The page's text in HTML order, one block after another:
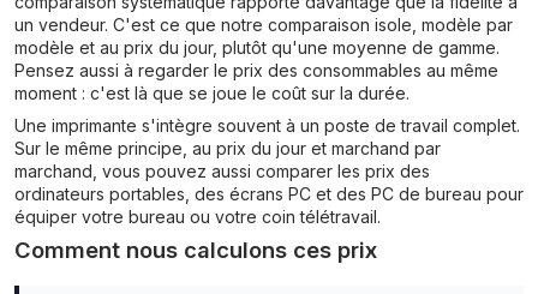
un vendeur. C'est ce que notre comparaison isole, modèle par
modèle et au prix du jour, plutôt qu'une moyenne de gamme.
Pensez aussi à regarder le prix des consommables au même
moment : c'est là que se joue le coût sur la durée.
Une imprimante s'intègre souvent à un poste de travail complet.
Sur le même principe, au prix du jour et marchand par
marchand, vous pouvez aussi comparer les prix des
ordinateurs portables , des écrans PC et des PC de bureau pour
équiper votre bureau ou votre coin télétravail.
Comment nous calculons ces prix